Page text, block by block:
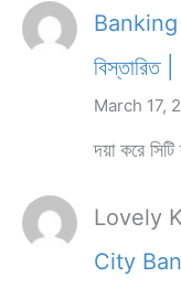
March 17,
দয়া করে
Lovely K
City